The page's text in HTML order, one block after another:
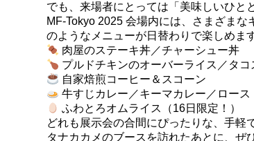
でも、来場者にとっては「美味しいひと
MF-Tokyo 2025 会場内には、さまざま
のようなメニューが日替わりで楽しめます
肉屋のステーキ丼／チャーシュー丼
プルドチキンのオーバーライス／タコ
自家焙煎コーヒー＆スコーン
牛すじカレー／キーマカレー／ロース
ふわとろオムライス（16日限定！）
どれも展示会の合間にぴったりな、手軽
タナカカメのブースを訪れたあとに、ぜ